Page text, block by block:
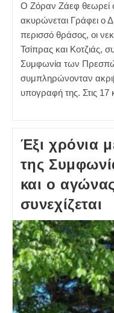
Ο Ζόραν Ζάεφ θεωρεί
ακυρώνεται Γράφει ο
περισσό θράσος, οι
Τσίπρας και Κοτζιάς,
Συμφωνία των
συμπληρώνονταν
υπογραφή της. Στις 17
Έξι χρόνια
της
και ο
συνεχίζεται